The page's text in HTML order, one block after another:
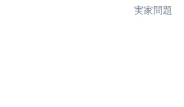
実家問題